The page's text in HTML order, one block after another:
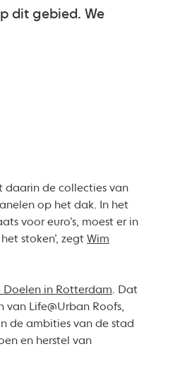
dit gebied. We
daarin de collecties van
op het dak. In het
voor euro’s, moest er in
stoken’, zegt Wim
Doelen in Rotterdam. Dat
Life@Urban Roofs,
de ambities van de stad
en herstel van